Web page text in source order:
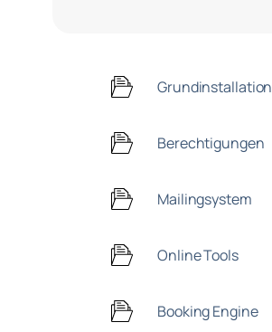
Grundinstallation
Berechtigungen
Mailingsystem
Online Tools
Booking Engine